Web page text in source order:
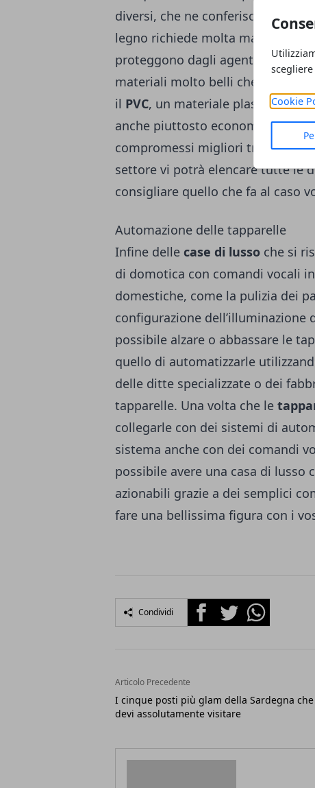
Cookie
diversi, che ne conferiscono
legno richiede molta
proteggono dagli agenti
materiali molto belli che possono
il PVC, un materiale plastico che
anche piuttosto economico e
compromessi migliori tra chi
settore vi potrà elencare tutte le
consigliare quello che fa al caso
Automazione delle tapparelle
Infine delle case di lusso che si
di domotica con comandi vocali
domestiche, come la pulizia dei
configurazione dell’illuminazione
possibile alzare o abbassare le
quello di automatizzarle
delle ditte specializzate o dei
tapparelle. Una volta che le
collegarle con dei sistemi di
sistema anche con dei comandi
possibile avere una casa di
azionabili grazie a dei semplici
fare una bellissima figura con i
Condividi FacebookTwitterWhatsapp
Articolo Precedente
I cinque posti più glam della Sardegna che
devi assolutamente visitare